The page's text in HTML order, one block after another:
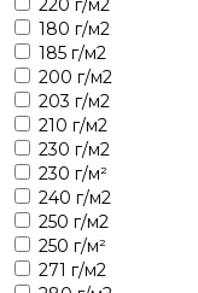
220 г/м2
180 г/м2
185 г/м2
200 г/м2
203 г/м2
210 г/м2
230 г/м2
230 г/м²
240 г/м2
250 г/м2
250 г/м²
271 г/м2